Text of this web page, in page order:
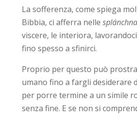
La sofferenza, come spiega
Bibbia, ci afferra nelle splánchna
viscere, le interiora,
fino spesso a sfinirci.
Proprio per questo può
umano fino a fargli desiderare
per porre termine a un simile
senza fine. E se non si